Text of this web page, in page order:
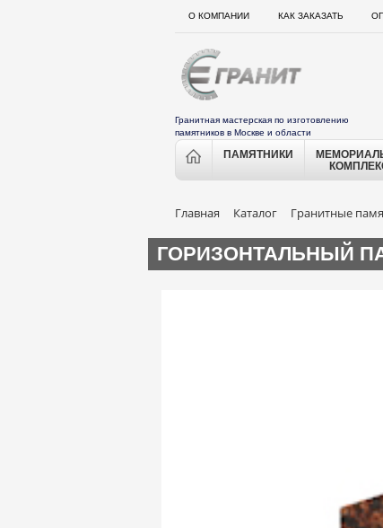
О КОМПАНИИ КАК ЗАКАЗАТЬ
Гранитная мастерская по изготовлению
памятников в Москве и области
ПАМЯТНИКИ
Главная Каталог Гранитные
ГОРИЗОНТАЛЬНЫЙ